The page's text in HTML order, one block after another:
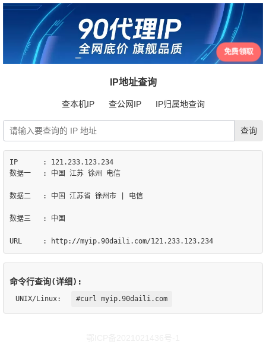
免费领取
IP地址查询
查本机IP 查公网IP IP归属地查询
IP	: 121.233.123.234
数据一	: 中国 江苏 徐州 电信
数据二	: 中国 江苏省 徐州市 | 电信
数据三	: 中国
命令行查询(详细):
UNIX/Linux: #curl myip.90daili.com